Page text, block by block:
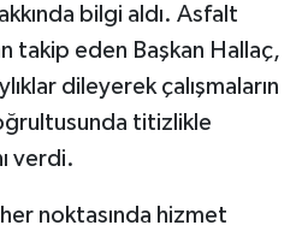
bilgi aldı. Asfalt
takip eden Başkan Hallaç,
dileyerek çalışmaların
titizlikle
verdi.
noktasında hizmet